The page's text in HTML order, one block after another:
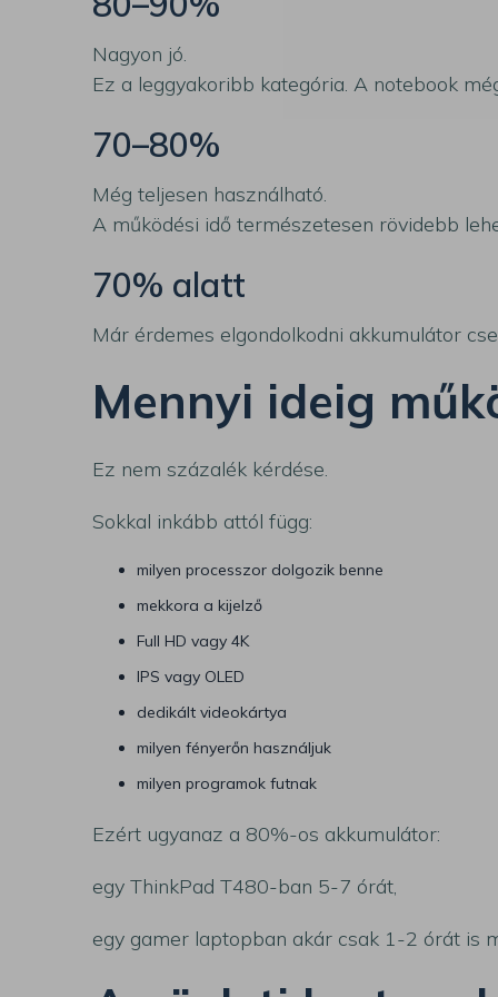
Nagyon jó.
Ez a leggyakoribb kategória. A notebook
70–80%
Még teljesen használható.
A működési idő természetesen rövidebb
70% alatt
Már érdemes elgondolkodni akkumulátor
Mennyi ideig
Ez nem százalék kérdése.
Sokkal inkább attól függ:
milyen processzor dolgozik benne
mekkora a kijelző
Full HD vagy 4K
IPS vagy OLED
dedikált videokártya
milyen fényerőn használjuk
milyen programok futnak
Ezért ugyanaz a 80%-os akkumulátor:
egy ThinkPad T480-ban 5-7 órát,
egy gamer laptopban akár csak 1-2 órát is